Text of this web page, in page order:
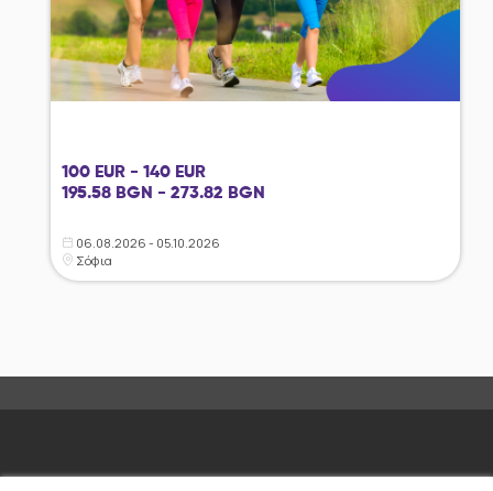
100 EUR - 140 EUR
195.58 BGN - 273.82 BGN
06.08.2026 - 05.10.2026
Σόφια